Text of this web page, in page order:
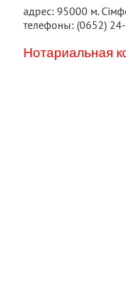
адрес: 95000 м.
телефоны: (0652)
Нотариальная